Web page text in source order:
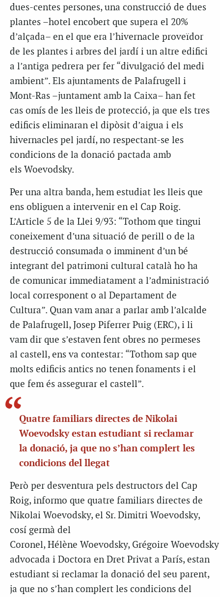
dues-centes persones, una construcció de dues
plantes –hotel encobert que supera el 20%
d’alçada– en el que era l’hivernacle proveïdor
de les plantes i arbres del jardí i un altre edifici
a l’antiga pedrera per fer “divulgació del medi
ambient”. Els ajuntaments de Palafrugell i
Mont-Ras –juntament amb la Caixa– han fet
cas omís de les lleis de protecció, ja que els tres
edificis eliminaran el dipòsit d’aigua i els
hivernacles pel jardí, no respectant-se les
condicions de la donació pactada amb
els Woevodsky.
Per una altra banda, hem estudiat les lleis que
ens obliguen a intervenir en el Cap Roig.
L’Article 5 de la Llei 9/93: “Tothom que tingui
coneixement d’una situació de perill o de la
destrucció consumada o imminent d’un bé
integrant del patrimoni cultural català ho ha
de comunicar immediatament a l’administració
local corresponent o al Departament de
Cultura”. Quan vam anar a parlar amb l’alcalde
de Palafrugell, Josep Piferrer Puig (ERC), i li
vam dir que s’estaven fent obres no permeses
al castell, ens va contestar: “Tothom sap que
molts edificis antics no tenen fonaments i el
que fem és assegurar el castell”.
Quatre familiars directes de Nikolai
Woevodsky estan estudiant si reclamar
la donació, ja que no s’han complert les
condicions del llegat
Però per desventura pels destructors del Cap
Roig, informo que quatre familiars directes de
Nikolai Woevodsky, el Sr. Dimitri Woevodsky,
cosí germà del
Coronel, Hélène Woevodsky, Grégoire
advocada i Doctora en Dret Privat a París, estan
estudiant si reclamar la donació del seu parent,
ja que no s’han complert les condicions del